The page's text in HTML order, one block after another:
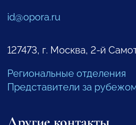
id@opora.ru
127473, г. Москва, 2-й
Региональные отделения
Представители за